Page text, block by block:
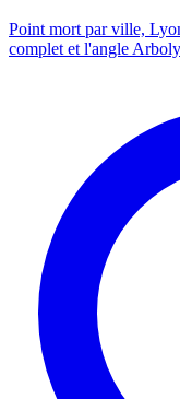
Point mort par ville,
complet et l'angle